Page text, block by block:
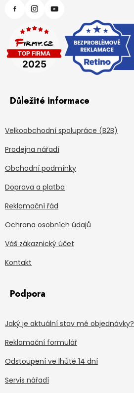
Důležité informace
Velkoobchodní spolupráce (B2B)
Prodejna nářadí
Obchodní podmínky
Doprava a platba
Reklamační řád
Ochrana osobních údajů
Váš zákaznický účet
Kontakt
Podpora
Jaký je aktuální stav mé objednávky?
Reklamační formulář
Odstoupení ve lhůtě 14 dní
Servis nářadí